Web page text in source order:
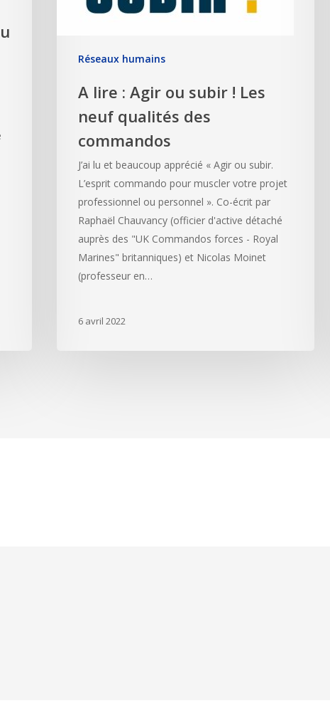
Réseaux humains
A lire : Agir ou subir ! Les
neuf qualités des
commandos
J’ai lu et beaucoup apprécié « Agir ou subir.
L’esprit commando pour muscler votre projet
professionnel ou personnel ». Co-écrit par
Raphaël Chauvancy (officier d'active détaché
auprès des "UK Commandos forces - Royal
Marines" britanniques) et Nicolas Moinet
(professeur en…
6 avril 2022